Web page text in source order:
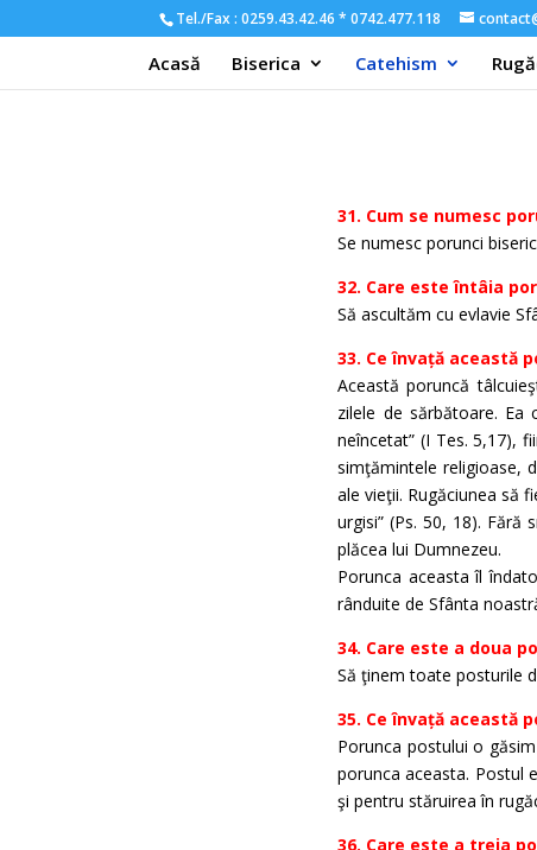
Tel./Fax : 0259.43.42.46 * 0742.477.118
Acasă Biserica Catehism
31. Cum se numesc
Se numesc porunci
32. Care este întâia
Să ascultăm cu evlavie
33. Ce învață această
Această poruncă
zilele de sărbătoare. Ea
neîncetat” (I Tes. 5,17),
simţămintele religioase,
ale vieţii. Rugăciunea să
urgisi” (Ps. 50, 18).
plăcea lui Dumnezeu.
Porunca aceasta îl
rânduite de Sfânta
34. Care este a doua
Să ţinem toate posturile
35. Ce învață această
Porunca postului o
porunca aceasta. Postul
şi pentru stăruirea în
36. Care este a treia